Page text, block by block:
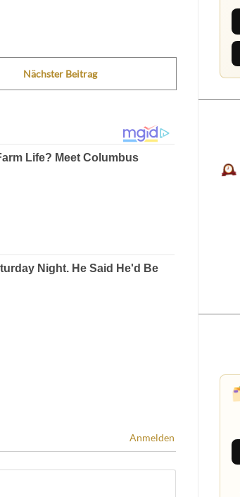
Nächster Beitrag
Anmelden